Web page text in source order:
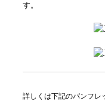
す。
詳しくは下記のパンフレ